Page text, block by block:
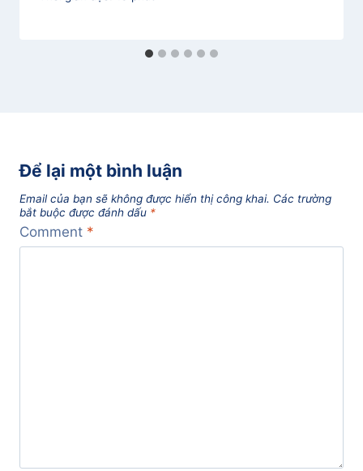
Để lại một bình luận
Email của bạn sẽ không được hiển thị công khai. Các trường
bắt buộc được đánh dấu *
Comment *